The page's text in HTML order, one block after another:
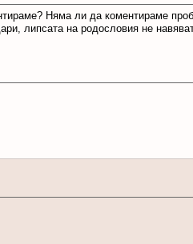
Няма ли да коментираме
липсата на родословия не